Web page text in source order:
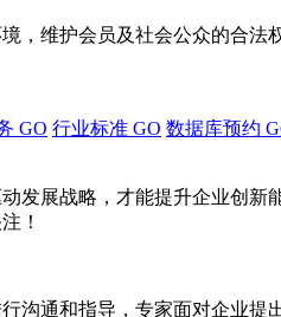
，维护会员及社会公众的合
GO 行业标准 GO 数据库预约
展战略，才能提升企业创新
！
沟通和指导，专家面对企业